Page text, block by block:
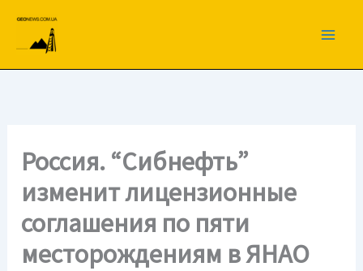
вмісту
Россия. “Сибнефть”
изменит лицензионные
соглашения по пяти
месторождениям в ЯНАО